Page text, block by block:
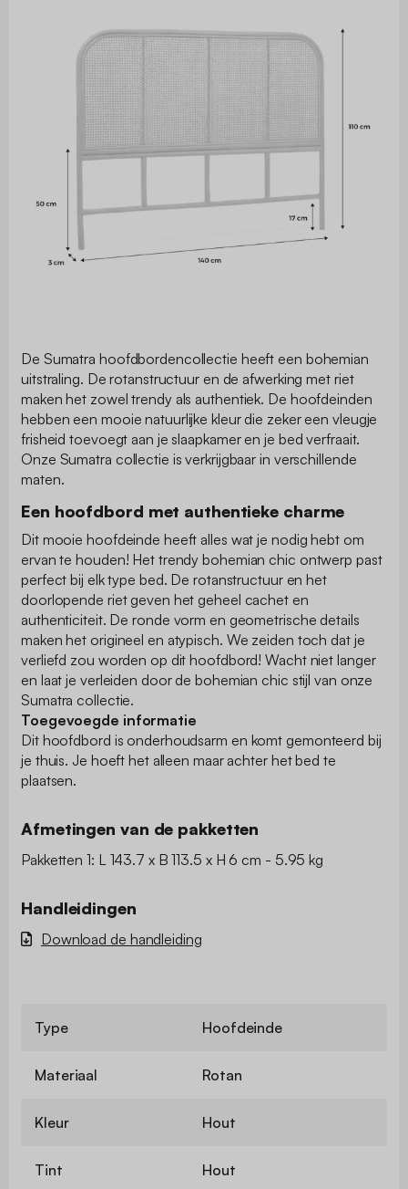
De Sumatra hoofdbordencollectie heeft een bohemian
uitstraling. De rotanstructuur en de afwerking met riet
maken het zowel trendy als authentiek. De hoofdeinden
hebben een mooie natuurlijke kleur die zeker een vleugje
frisheid toevoegt aan je slaapkamer en je bed verfraait.
Onze Sumatra collectie is verkrijgbaar in verschillende
maten.
Een hoofdbord met authentieke charme
Dit mooie hoofdeinde heeft alles wat je nodig hebt om
ervan te houden! Het trendy bohemian chic ontwerp past
perfect bij elk type bed. De rotanstructuur en het
doorlopende riet geven het geheel cachet en
authenticiteit. De ronde vorm en geometrische details
maken het origineel en atypisch. We zeiden toch dat je
verliefd zou worden op dit hoofdbord! Wacht niet langer
en laat je verleiden door de bohemian chic stijl van onze
Sumatra collectie.
Toegevoegde informatie
Dit hoofdbord is onderhoudsarm en komt gemonteerd bij
je thuis. Je hoeft het alleen maar achter het bed te
plaatsen.
Afmetingen van de pakketten
Pakketten 1: L 143.7 x B 113.5 x H 6 cm - 5.95 kg
Handleidingen
Download de handleiding
Type Hoofdeinde
Materiaal Rotan
Kleur Hout
Tint Hout